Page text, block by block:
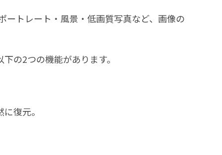
トレート・風景・低画質写真など、画像の
の2つの機能があります。
復元。